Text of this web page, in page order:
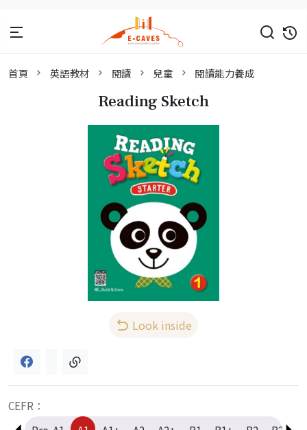
首頁 英語教材 閱讀 兒童 閱讀能力養成
Reading Sketch
Look inside
CEFR：